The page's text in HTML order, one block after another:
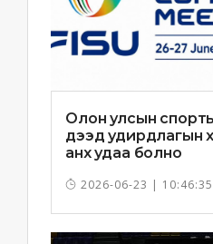
Олон улсын
дээд удирдлагын
анх удаа болно
2026-06-23 | 10:46:35